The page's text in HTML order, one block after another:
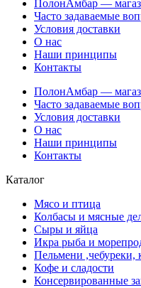
ПолонАмбар —
Часто задаваемые
Условия доставки
О нас
Наши принципы
Контакты
ПолонАмбар —
Часто задаваемые
Условия доставки
О нас
Наши принципы
Контакты
Каталог
Мясо и птица
Колбасы и мясные
Сыры и яйца
Икра рыба и
Пельмени ,чебуреки,
Кофе и сладости
Консервированные